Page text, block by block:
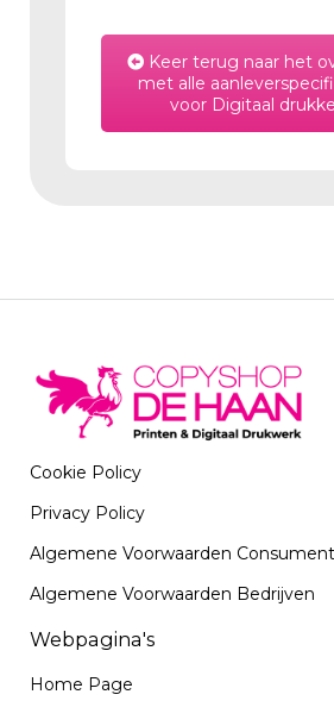
Keer terug naar het
met alle
voor Digitaal
Cookie Policy
Privacy Policy
Algemene Voorwaarden
Algemene Voorwaarden Bedrijven
Webpagina's
Home Page